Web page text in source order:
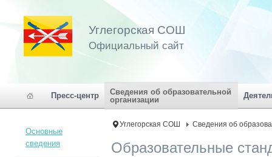
Углегорская СОШ
Официальный сайт
Пресс-центр
Сведения об образовательной
организации
Углегорская СОШ Сведения об
Образовательные
Основные
сведения